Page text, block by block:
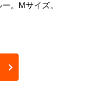
。Mサイズ。